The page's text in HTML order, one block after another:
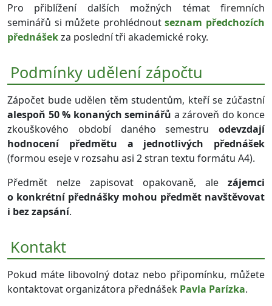
Pro přiblížení dalších možných témat firemních
seminářů si můžete prohlédnoutseznam předchozích
přednášekza poslední tři akademické roky.
Podmínky udělení zápočtu
Zápočet bude udělen těm studentům, kteří se zúčastní
alespoň 50 % konaných seminářů a zároveň do konce
zkouškového období daného semestru odevzdají
hodnocení předmětu a jednotlivých přednášek
(formou eseje v rozsahu asi 2 stran textu formátu A4).
Předmět nelze zapisovat opakovaně, ale zájemci
o konkrétní přednášky mohou předmět navštěvovat
i bez zapsání.
Kontakt
Pokud máte libovolný dotaz nebo připomínku, můžete
kontaktovat organizátora přednášek Pavla Parízka.